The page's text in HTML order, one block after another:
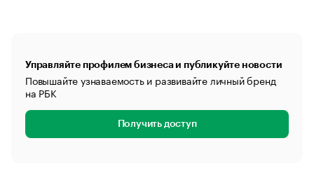
Управляйте профилем бизнеса и публикуйте новости
Повышайте узнаваемость и развивайте личный бренд
на РБК
Получить доступ